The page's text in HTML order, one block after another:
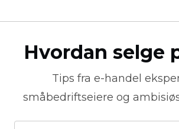
Hvordan selge
Tips fra e-handel
småbedriftseiere og